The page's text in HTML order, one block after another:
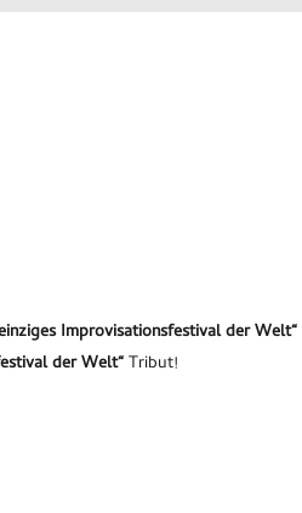
Improvisationsfestival der Welt“
der Welt“Tribut!